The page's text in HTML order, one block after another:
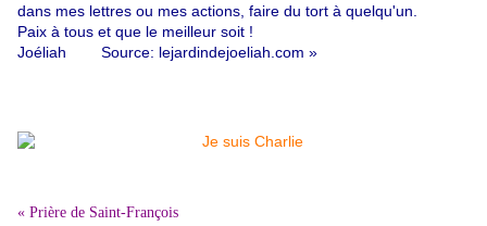
dans mes lettres ou mes actions, faire du tort à quelqu'un.
Paix à tous et que le meilleur soit !
Joéliah Source: lejardindejoeliah.com »
« Prière de Saint-François